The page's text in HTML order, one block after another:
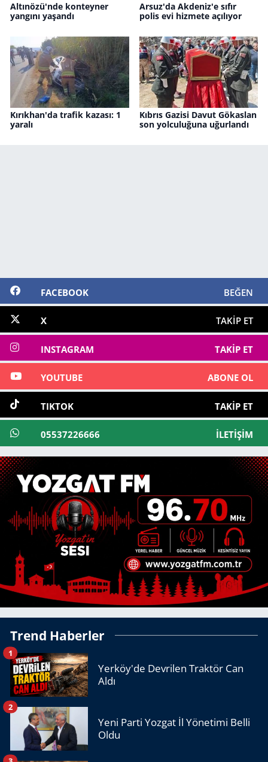
Altınözü'nde konteyner
yangını yaşandı
Arsuz'da Akdeniz'e sıfır
polis evi hizmete açılıyor
Kırıkhan'da trafik kazası: 1
yaralı
Kıbrıs Gazisi Davut Gökaslan
son yolculuğuna uğurlandı
FACEBOOK BEĞEN
X TAKIP ET
INSTAGRAM TAKIP ET
YOUTUBE ABONE OL
TIKTOK TAKIP ET
05537226666 İLETIŞIM
Trend Haberler
Yerköy'de Devrilen Traktör Can
Aldı
1
Yeni Parti Yozgat İl Yönetimi Belli
Oldu
2